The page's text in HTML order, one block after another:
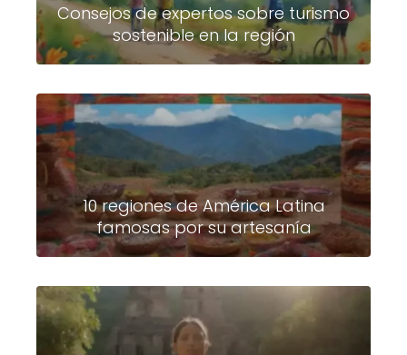
Consejos de expertos sobre turismo
sostenible en la región
10 regiones de América Latina
famosas por su artesanía